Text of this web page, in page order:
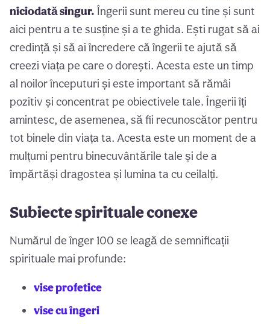
niciodată singur. Îngerii sunt mereu cu tine și sunt
aici pentru a te susține și a te ghida. Ești rugat să ai
credință și să ai încredere că îngerii te ajută să
creezi viața pe care o dorești. Acesta este un timp
al noilor începuturi și este important să rămâi
pozitiv și concentrat pe obiectivele tale. Îngerii îți
amintesc, de asemenea, să fii recunoscător pentru
tot binele din viața ta. Acesta este un moment de a
mulțumi pentru binecuvântările tale și de a
împărtăși dragostea și lumina ta cu ceilalți.
Subiecte spirituale conexe
Numărul de înger 100 se leagă de semnificații
spirituale mai profunde:
vise profetice
vise cu îngeri